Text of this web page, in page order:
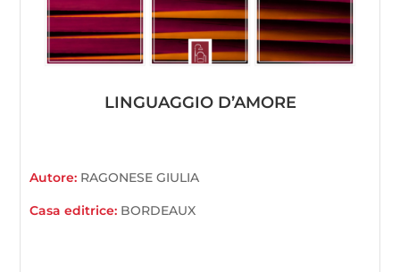
LINGUAGGIO D’AMORE
Autore: RAGONESE GIULIA
Casa editrice: BORDEAUX